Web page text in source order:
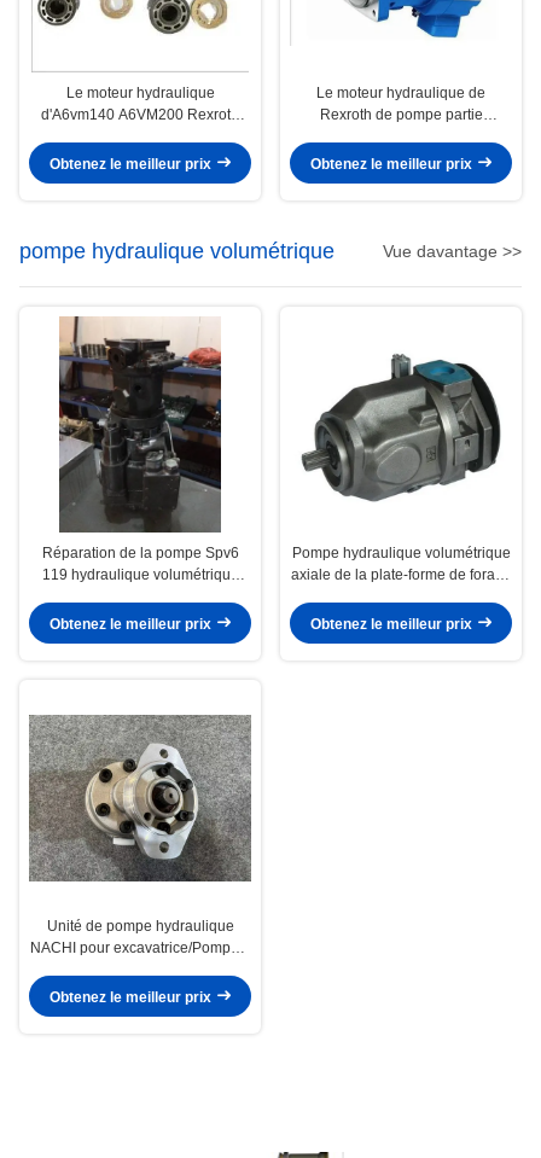
Le moteur hydraulique
d'A6vm140 A6VM200 Rexroth
pompe hydraulique
Obtenez le meilleur prix
Le moteur hydraulique de
Rexroth de pompe partie
Obtenez le meilleur prix
pompe hydraulique volumétrique Vue davantage >>
Réparation de la pompe Spv6
119 hydraulique volumétrique
Obtenez le meilleur prix
Pompe hydraulique volumétrique
axiale de la plate-forme de forage
volume A10VSO100
Obtenez le meilleur prix
Unité de pompe hydraulique
NACHI pour excavatrice/Pompe à
rechange
Obtenez le meilleur prix